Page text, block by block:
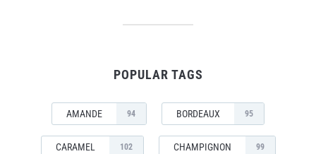
POPULAR TAGS
AMANDE 94 BORDEAUX 95
CARAMEL 102 CHAMPIGNON 99